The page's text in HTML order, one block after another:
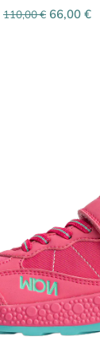
110,00€ 66,00 €